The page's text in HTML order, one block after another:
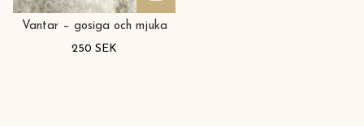
Vantar – gosiga och mjuka
250 SEK